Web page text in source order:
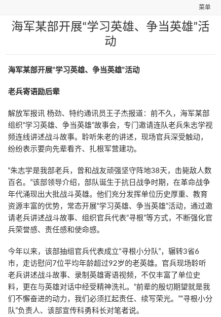
菜单
海军某部开展“学习英雄、争当英雄”活
动
海军某部开展“学习英雄、争当英雄”活动
老兵寄语励后辈
解放军报讯 杨劲、特约通讯员王子杰报道：前不久，海军某部
组织“学习英雄、争当英雄”故事会，专门邀请连队老兵朱志学视
频连线讲述战斗故事。聆听朱老的讲述，现场官兵深受触动，
纷纷表示要向先辈看齐、扎根军营建功。
“朱志学是我部老兵，曾和战友顽强坚守阵地38天，击毙敌人数
百名。”该部领导介绍，部队诞生于抗日战争时期，在革命战争
年代涌现出大批战斗英雄。他们充分发挥单位历史厚重、教育
资源丰富的优势，常态开展“学习英雄、争当英雄”活动，通过邀
请老兵讲述战斗故事、组织官兵代表“寻根”等方式，不断强化官
兵荣誉感、责任感和使命感。
今年以来，该部抽组官兵代表成立“寻根小分队”，辗转3省6
市，走访慰问7位平均年龄超过92岁的老英雄。官兵现场聆听
老兵讲述战斗故事、录制英雄寄语视频，不仅丰富了单位史
料，更在与英雄对话中经受精神洗礼。“前辈的殷切期望就是我
们不懈奋进的动力，我们必须扛起责任、续写荣光。”“寻根小分
队”负责人、该部宣传科勇科长对笔者说。